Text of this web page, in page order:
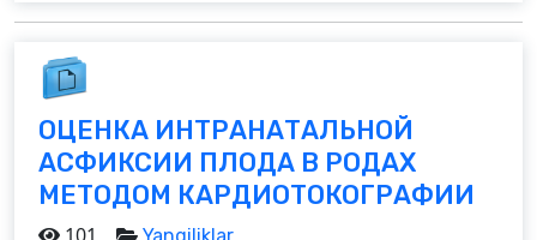
ОЦЕНКА ИНТРАНАТАЛЬНОЙ
АСФИКСИИ ПЛОДА В РОДАХ
МЕТОДОМ КАРДИОТОКОГРАФИИ